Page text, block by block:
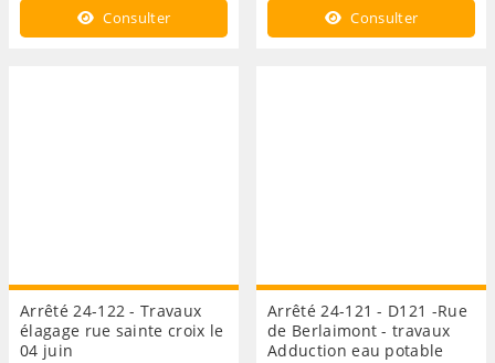
Consulter Consulter
Arrêté 24-122 - Travaux
élagage rue sainte croix le
04 juin
Arrêté 24-121 - D121 -Rue
de Berlaimont - travaux
Adduction eau potable